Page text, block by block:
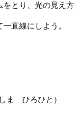
をとり、光の見え方
直線にしよう。
ま ひろひと）